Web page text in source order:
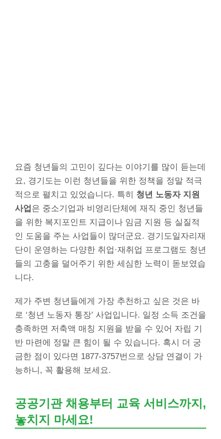
요즘 청년들의 고민이 깊다는 이야기를 많이 듣는데
요, 경기도는 이런 청년들을 위한 정책을 정말 적극
적으로 펼치고 있었습니다. 특히 청년 노동자 지원
사업 은 중소기업과 비영리단체에 재직 중인 청년들
을 위한 복지포인트 지급이나 임금 지원 등 실질적
인 도움을 주는 사업들이 많더군요. 경기도일자리재
단이 운영하는 다양한 취업·재취업 프로그램도 청년
들의 고충을 덜어주기 위한 세심한 노력이 돋보였습
니다.
제가 주변 청년들에게 가장 추천하고 싶은 것은 바
로 ‘청년 노동자 통장’ 사업입니다. 일정 소득 조건을
충족하면 저축액 매칭 지원을 받을 수 있어 자립 기
반 마련에 정말 큰 힘이 될 수 있습니다. 혹시 더 궁
금한 점이 있다면 1877-3757번으로 상담 연결이 가
능하니, 꼭 활용해 보세요.
공공기관 채용부터 교육 서비스까지,
놓치지 마세요!